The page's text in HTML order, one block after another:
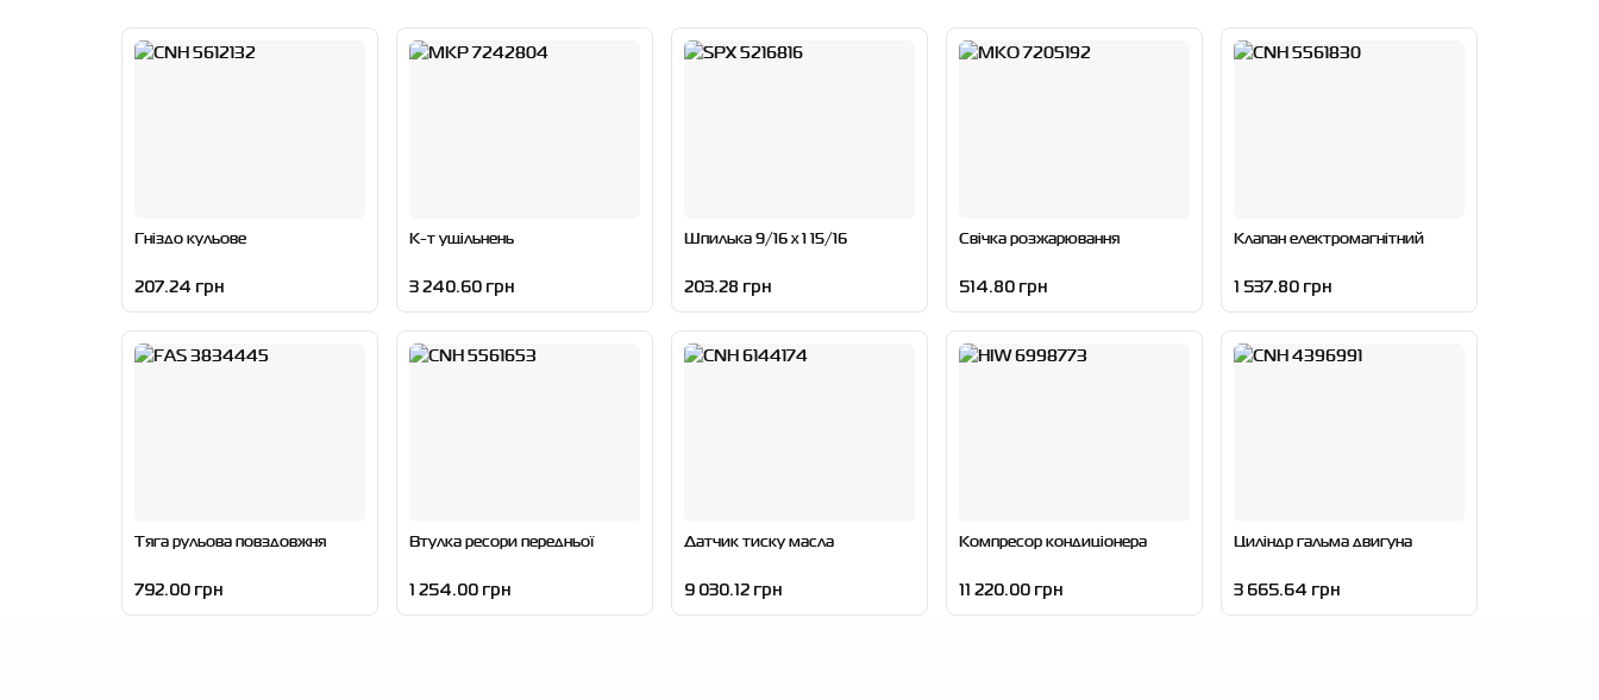
Гніздо кульове
207.24 грн
К-т ущільнень
3 240.60 грн
Шпилька 9/16 x 1 15/16
203.28 грн
Свічка розжарювання
514.80 грн
Клапан електромагнітний
1 537.80 грн
Тяга рульова повздовжня
792.00 грн
Втулка ресори передньої
1 254.00 грн
Датчик тиску масла
9 030.12 грн
Компресор кондицiонера
11 220.00 грн
Циліндр гальма двигуна
3 665.64 грн